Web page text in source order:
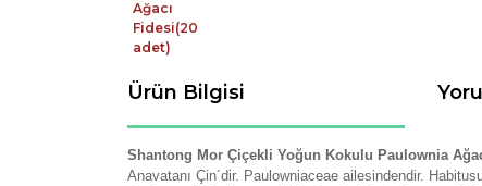
Ürün Bilgisi
Shantong Mor Çiçekli Yoğun Kokulu Paulownia
Anavatanı Çin´dir. Paulowniaceae ailesindendir.